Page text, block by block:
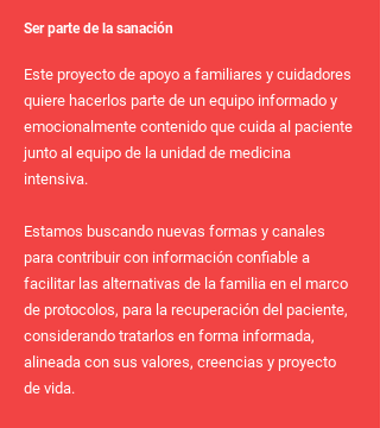
Ser parte de la sanación
Este proyecto de apoyo a familiares y cuidadores
quiere hacerlos parte de un equipo informado y
emocionalmente contenido que cuida al paciente
junto al equipo de la unidad de medicina
intensiva.
Estamos buscando nuevas formas y canales
para contribuir con información confiable a
facilitar las alternativas de la familia en el marco
de protocolos, para la recuperación del paciente,
considerando tratarlos en forma informada,
alineada con sus valores, creencias y proyecto
de vida.